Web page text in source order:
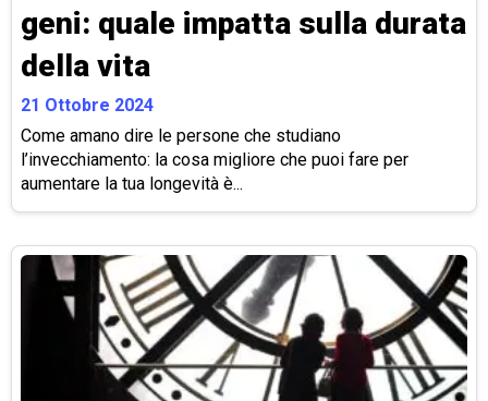
geni: quale impatta sulla durata
della vita
21 Ottobre 2024
Come amano dire le persone che studiano
l’invecchiamento: la cosa migliore che puoi fare per
aumentare la tua longevità è...